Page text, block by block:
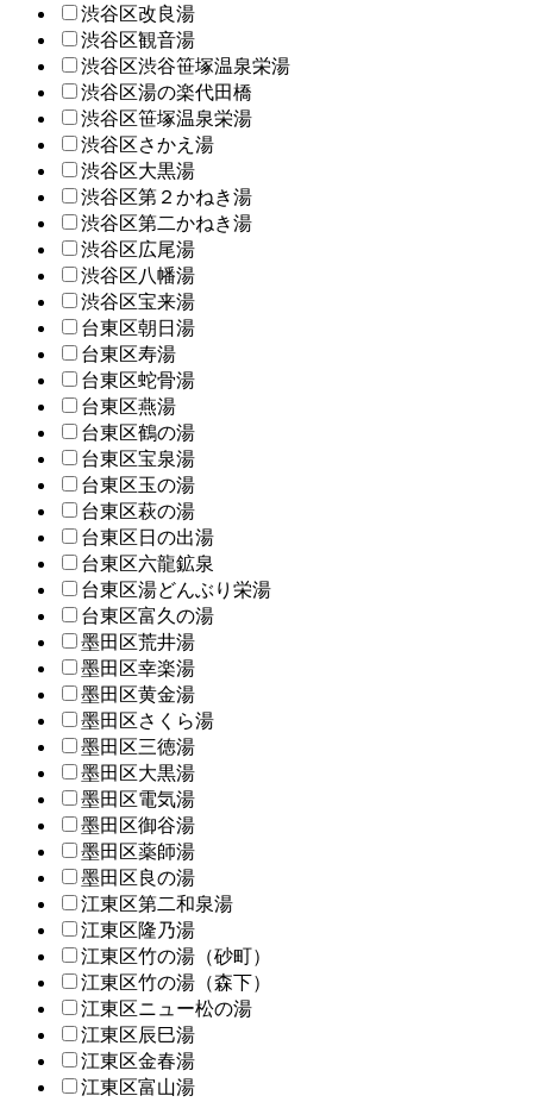
渋谷区改良湯
渋谷区観音湯
渋谷区渋谷笹塚温泉栄湯
渋谷区湯の楽代田橋
渋谷区笹塚温泉栄湯
渋谷区さかえ湯
渋谷区大黒湯
渋谷区第２かねき湯
渋谷区第二かねき湯
渋谷区広尾湯
渋谷区八幡湯
渋谷区宝来湯
台東区朝日湯
台東区寿湯
台東区蛇骨湯
台東区燕湯
台東区鶴の湯
台東区宝泉湯
台東区玉の湯
台東区萩の湯
台東区日の出湯
台東区六龍鉱泉
台東区湯どんぶり栄湯
台東区富久の湯
墨田区荒井湯
墨田区幸楽湯
墨田区黄金湯
墨田区さくら湯
墨田区三徳湯
墨田区大黒湯
墨田区電気湯
墨田区御谷湯
墨田区薬師湯
墨田区良の湯
江東区第二和泉湯
江東区隆乃湯
江東区竹の湯（砂町）
江東区竹の湯（森下）
江東区ニュー松の湯
江東区辰巳湯
江東区金春湯
江東区富山湯